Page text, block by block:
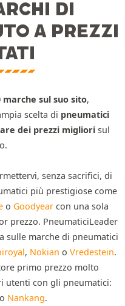
DI
A PREZZI
marche sul suo sito,
scelta di pneumatici
dei prezzi migliori sul
senza sacrifici, di
più prestigiose come
o Goodyearcon una sola
prezzo. PneumaticiLeader
sulle marche di pneumatici
, Nokian o Vredestein.
primo prezzo molto
utenti con gli pneumatici:
o Nankang.